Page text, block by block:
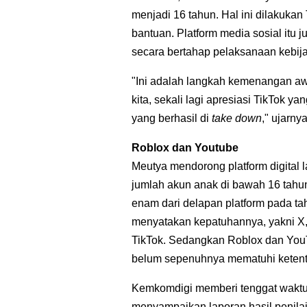
menjadi 16 tahun. Hal ini
bantuan. Platform media sosial itu
secara bertahap pelaksanaan
"Ini adalah langkah kemenangan
kita, sekali lagi apresiasi TikTok
yang berhasil di take down,"
Roblox dan Youtube
Meutya mendorong platform digital
jumlah akun anak di bawah 16
enam dari delapan platform pada
menyatakan kepatuhannya, yakni
TikTok. Sedangkan Roblox dan
belum sepenuhnya mematuhi
Kemkomdigi memberi tenggat